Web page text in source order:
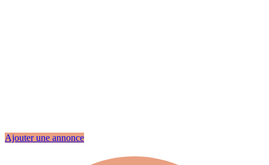
Ajouter une annonce